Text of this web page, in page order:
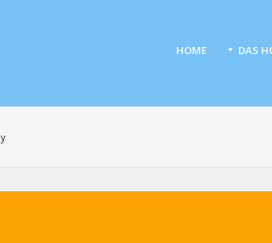
HOME DAS